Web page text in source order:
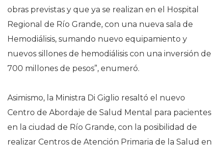
obras previstas y que ya se realizan en el Hospital
Regional de Río Grande, con una nueva sala de
Hemodiálisis, sumando nuevo equipamiento y
nuevos sillones de hemodiálisis con una inversión de
700 millones de pesos”, enumeró.
Asimismo, la Ministra Di Giglio resaltó el nuevo
Centro de Abordaje de Salud Mental para pacientes
en la ciudad de Río Grande, con la posibilidad de
realizar Centros de Atención Primaria de la Salud en